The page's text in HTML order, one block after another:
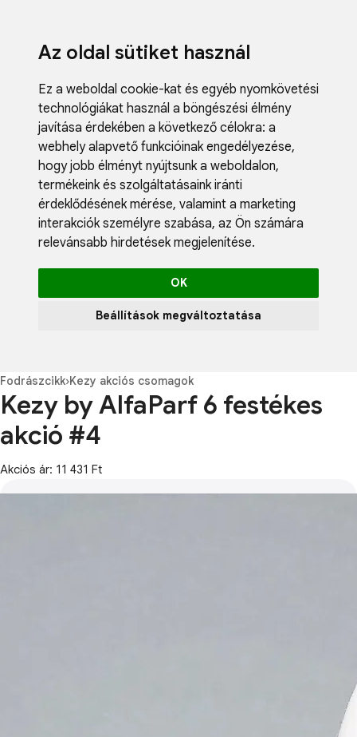
Az oldal sütiket használ
Ez a weboldal cookie-kat és egyéb nyomkövetési
technológiákat használ a böngészési élmény
javítása érdekében a következő célokra: a
webhely alapvető funkcióinak engedélyezése,
hogy jobb élményt nyújtsunk a weboldalon,
termékeink és szolgáltatásaink iránti
érdeklődésének mérése, valamint a marketing
interakciók személyre szabása, az Ön számára
relevánsabb hirdetések megjelenítése.
OK
Beállítások megváltoztatása
Fodrászcikk›Kezy akciós csomagok
Kezy by AlfaParf 6 festékes
akció #4
Akciós ár: 11 431 Ft